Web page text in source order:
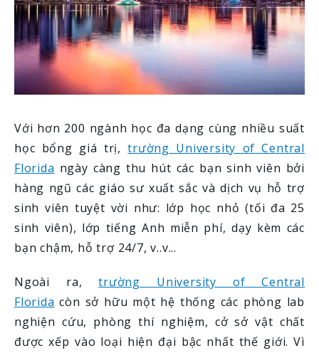
Với hơn 200 ngành học đa dạng cùng nhiều suất
học bổng giá trị,trường University of Central
Florida ngày càng thu hút các bạn sinh viên bởi
hàng ngũ các giáo sư xuất sắc và dịch vụ hỗ trợ
sinh viên tuyệt vời như: lớp học nhỏ (tối đa 25
sinh viên), lớp tiếng Anh miễn phí, dạy kèm các
bạn chậm, hỗ trợ 24/7, v..v...
Ngoài ra,trường University of Central
Florida còn sở hữu một hệ thống các phòng lab
nghiện cứu, phòng thí nghiệm, cở sở vật chất
được xếp vào loại hiện đại bậc nhất thế giới. Vì